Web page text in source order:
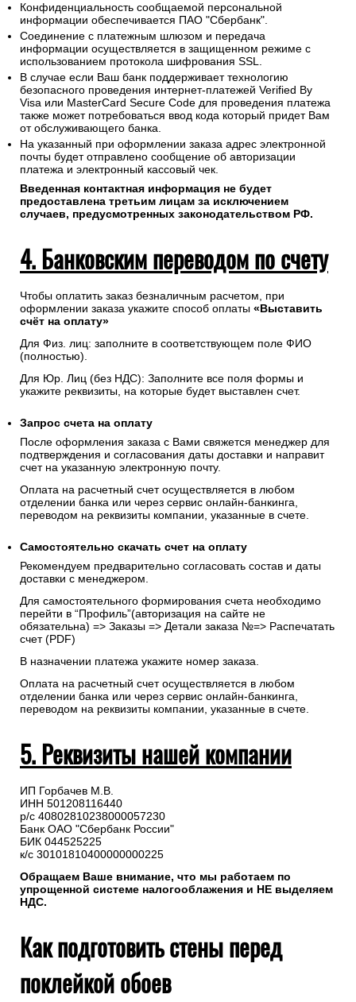
Конфиденциальность сообщаемой персональной
информации обеспечивается ПАО "Сбербанк".
Соединение с платежным шлюзом и передача
информации осуществляется в защищенном режиме с
использованием протокола шифрования SSL.
В случае если Ваш банк поддерживает технологию
безопасного проведения интернет-платежей Verified By
Visa или MasterCard Secure Code для проведения платежа
также может потребоваться ввод кода который придет Вам
от обслуживающего банка.
На указанный при оформлении заказа адрес электронной
почты будет отправлено сообщение об авторизации
платежа и электронный кассовый чек.
Введенная контактная информация не будет
предоставлена третьим лицам за исключением
случаев, предусмотренных законодательством РФ.
4. Банковским переводом по счету
Чтобы оплатить заказ безналичным расчетом, при
оформлении заказа укажите способ оплаты «Выставить
счёт на оплату»
Для Физ. лиц: заполните в соответствующем поле ФИО
(полностью).
Для Юр. Лиц (без НДС): Заполните все поля формы и
укажите реквизиты, на которые будет выставлен счет.
Запрос счета на оплату
После оформления заказа с Вами свяжется менеджер для
подтверждения и согласования даты доставки и направит
счет на указанную электронную почту.
Оплата на расчетный счет осуществляется в любом
отделении банка или через сервис онлайн-банкинга,
переводом на реквизиты компании, указанные в счете.
Самостоятельно скачать счет на оплату
Рекомендуем предварительно согласовать состав и даты
доставки с менеджером.
Для самостоятельного формирования счета необходимо
перейти в “Профиль”(авторизация на сайте не
обязательна) => Заказы => Детали заказа №=> Распечатать
счет (PDF)
В назначении платежа укажите номер заказа.
Оплата на расчетный счет осуществляется в любом
отделении банка или через сервис онлайн-банкинга,
переводом на реквизиты компании, указанные в счете.
5. Реквизиты нашей компании
ИП Горбачев М.В.
ИНН 501208116440
р/с 40802810238000057230
Банк ОАО "Сбербанк России"
БИК 044525225
к/с 30101810400000000225
Обращаем Ваше внимание, что мы работаем по
упрощенной системе налогооблажения и НЕ выделяем
НДС.
Как подготовить стены перед
поклейкой обоев